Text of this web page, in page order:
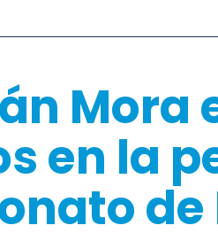
Mora
en la
de